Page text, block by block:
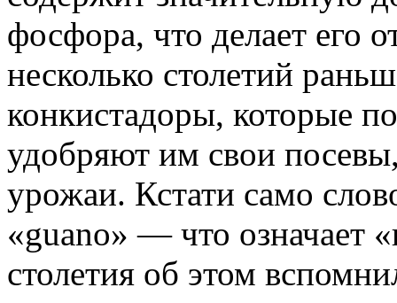
фосфора, что делает его
несколько столетий
конкистадоры, которые
удобряют им свои
урожаи. Кстати само
«guano» — что означает
столетия об этом